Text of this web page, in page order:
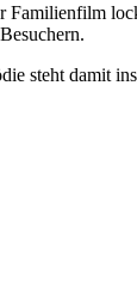
Familienfilm
steht damit